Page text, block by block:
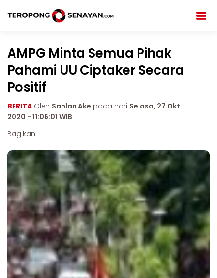
AMPG Minta Semua Pihak
Pahami UU Ciptaker Secara
Positif
BERITA Oleh Sahlan Ake pada hari Selasa, 27 Okt
2020 - 11:06:01 WIB
Bagikan: